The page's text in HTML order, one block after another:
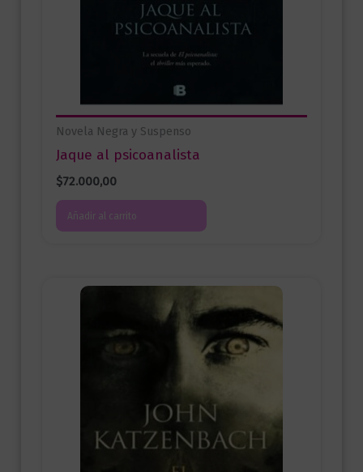
Novela Negra y Suspenso
Jaque al psicoanalista
$72.000,00
Añadir al carrito